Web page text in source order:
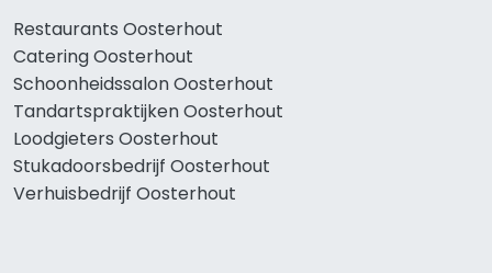
Restaurants Oosterhout
Catering Oosterhout
Schoonheidssalon Oosterhout
Tandartspraktijken Oosterhout
Loodgieters Oosterhout
Stukadoorsbedrijf Oosterhout
Verhuisbedrijf Oosterhout